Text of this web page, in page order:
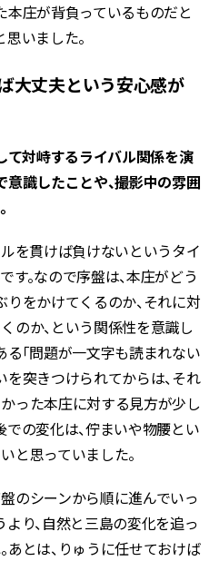
本庄が背負っているものだと
いました。
大丈夫という安心感が
て対峙するライバル関係を演
意識したことや、撮影中の雰囲
を貫けば負けないというタイ
。なので序盤は、本庄がどう
りをかけてくるのか、それに対
のか、という関係性を意識し
る「問題が一文字も読まれない
を突きつけられてからは、それ
った本庄に対する見方が少し
の変化は、佇まいや物腰とい
と思っていました。
のシーンから順に進んでいっ
り、自然と三島の変化を追っ
あとは、りゅうに任せておけば